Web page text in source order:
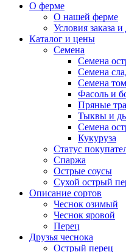
О ферме
О нашей ферме
Условия заказа и
Каталог и цены
Семена
Семена
Семена
Семена
Фасоль и
Пряные
Тыквы и
Семена
Кукуруза
Статус
Спаржа
Острые соусы
Сухой острый
Описание сортов
Чеснок озимый
Чеснок яровой
Перец
Друзья чеснока
Острый перец